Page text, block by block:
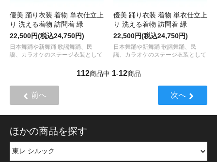
優美 踊り衣装 着物 単衣仕立上
り 洗える着物 訪問着 緑
22,500円(税込24,750円)
日本舞踊や新舞踊 歌謡舞踊、民
謡、カラオケのステージ衣装として
優美 踊り衣装 着物 単衣仕立上
り 洗える着物 訪問着 緑
22,500円(税込24,750円)
日本舞踊や新舞踊 歌謡舞踊、民
謡、カラオケのステージ衣装として
112商品中 1-12商品
前へ 次へ
ほかの商品を探す